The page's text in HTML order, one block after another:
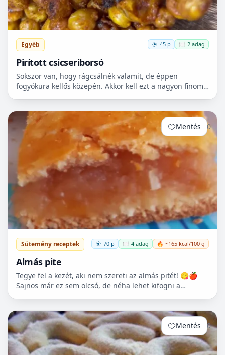
Egyéb 45 p 🍽️ 2 adag
Pirított csicseriborsó
Sokszor van, hogy rágcsálnék valamit, de éppen
fogyókura kellős közepén. Akkor kell ezt a nagyon finom
Mentés 0
Sütemény receptek 70 p 🍽️ 4 adag 🔥 ~165 kcal/100 g
Almás pite
Tegye fel a kezét, aki nem szereti az almás pitét! 😋🍎
Sajnos már ez sem olcsó, de néha lehet kifogni a
Mentés 0